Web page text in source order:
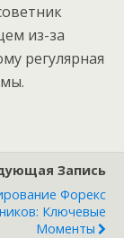
из-за
регулярная
Запись
Форекс
Ключевые
Моменты